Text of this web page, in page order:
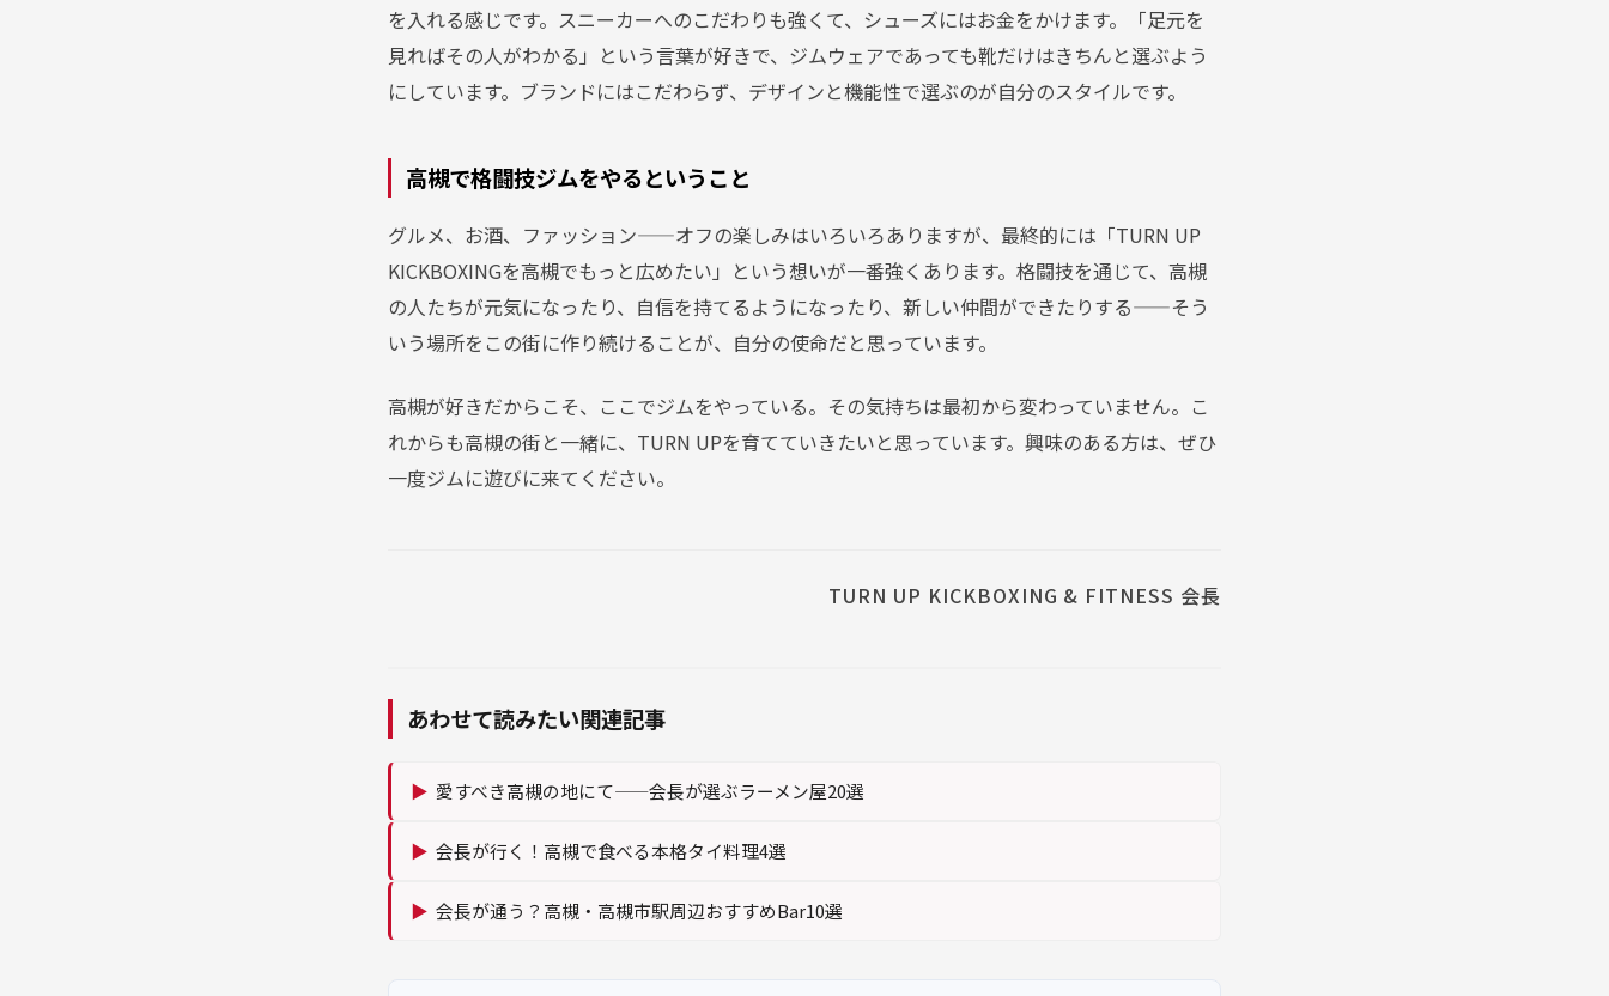
を入れる感じです。スニーカーへのこだわりも強くて、シューズにはお金をかけます。「足元を
見ればその人がわかる」という言葉が好きで、ジムウェアであっても靴だけはきちんと選ぶよう
にしています。ブランドにはこだわらず、デザインと機能性で選ぶのが自分のスタイルです。
高槻で格闘技ジムをやるということ
グルメ、お酒、ファッション——オフの楽しみはいろいろありますが、最終的には「TURN UP
KICKBOXINGを高槻でもっと広めたい」という想いが一番強くあります。格闘技を通じて、高槻
の人たちが元気になったり、自信を持てるようになったり、新しい仲間ができたりする——そう
いう場所をこの街に作り続けることが、自分の使命だと思っています。
高槻が好きだからこそ、ここでジムをやっている。その気持ちは最初から変わっていません。こ
れからも高槻の街と一緒に、TURN UPを育てていきたいと思っています。興味のある方は、ぜひ
一度ジムに遊びに来てください。
TURN UP KICKBOXING & FITNESS 会長
あわせて読みたい関連記事
▶ 愛すべき高槻の地にて——会長が選ぶラーメン屋20選
▶ 会長が行く！高槻で食べる本格タイ料理4選
▶ 会長が通う？高槻・高槻市駅周辺おすすめBar10選